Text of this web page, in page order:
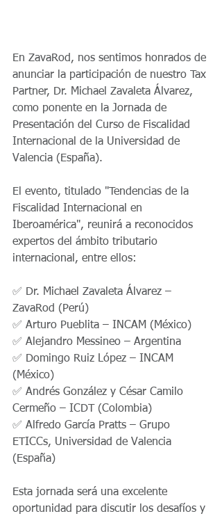
En ZavaRod, nos sentimos honrados de
anunciar la participación de nuestro Tax
Partner, Dr. Michael Zavaleta Álvarez,
como ponente en la Jornada de
Presentación del Curso de Fiscalidad
Internacional de la Universidad de
Valencia (España).
El evento, titulado "Tendencias de la
Fiscalidad Internacional en
Iberoamérica", reunirá a reconocidos
expertos del ámbito tributario
internacional, entre ellos:
✅ Dr. Michael Zavaleta Álvarez –
ZavaRod (Perú)
✅ Arturo Pueblita – INCAM (México)
✅ Alejandro Messineo – Argentina
✅ Domingo Ruiz López – INCAM
(México)
✅ Andrés González y César Camilo
Cermeño – ICDT (Colombia)
✅ Alfredo García Pratts – Grupo
ETICCs, Universidad de Valencia
(España)
Esta jornada será una excelente
oportunidad para discutir los desafíos y